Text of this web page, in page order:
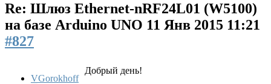
Re: Шлюз Ethernet-nRF24L01 (W5100)
на базе Arduino UNO 11 Янв 2015 11:21
#827
VGorokhoff
Добрый день!